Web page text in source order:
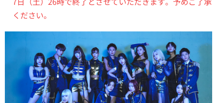
ください。